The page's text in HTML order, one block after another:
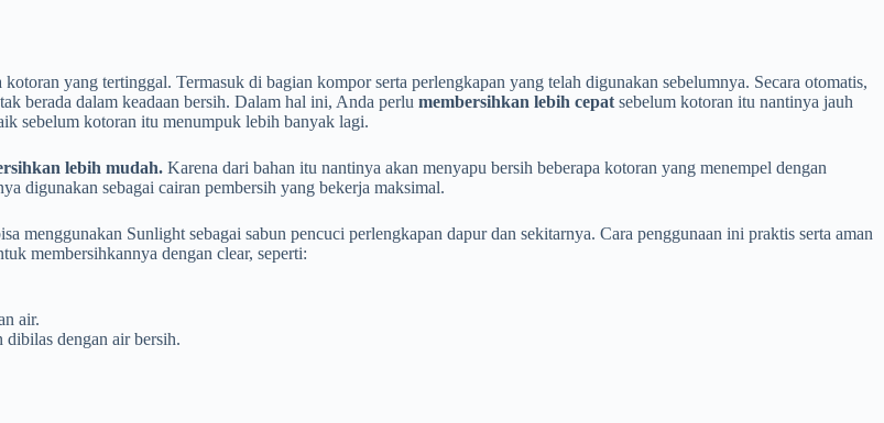
yang tertinggal. Termasuk di bagian kompor serta perlengkapan yang telah digunakan sebelumnya. Secara otomatis,
berada dalam keadaan bersih. Dalam hal ini, Anda perlu membersihkan lebih cepat sebelum kotoran itu nantinya jauh
sebelum kotoran itu menumpuk lebih banyak lagi.
lebih mudah. Karena dari bahan itu nantinya akan menyapu bersih beberapa kotoran yang menempel dengan
digunakan sebagai cairan pembersih yang bekerja maksimal.
menggunakan Sunlight sebagai sabun pencuci perlengkapan dapur dan sekitarnya. Cara penggunaan ini praktis serta aman
membersihkannya dengan clear, seperti:
air.
dibilas dengan air bersih.